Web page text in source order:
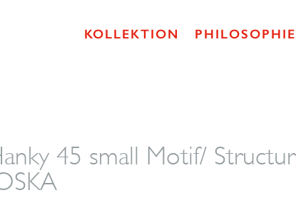
KOLLEKTION PHILOSOPHIE
45 small Motif/ Structur